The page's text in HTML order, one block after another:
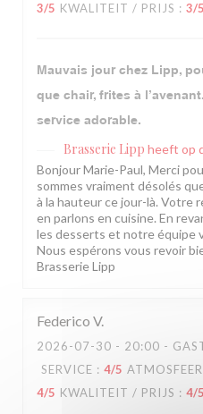
3/5 KWALITEIT / PRIJS : 3/5
Mauvais jour chez Lipp,
que chair, frites à
service adorable.
Brasserie Lipp heeft op
Bonjour Marie-Paul, Merci
sommes vraiment désolés
à la hauteur ce jour-là. Votre
en parlons en cuisine. En
les desserts et notre équipe
Nous espérons vous revoir
Brasserie Lipp
Federico V
2026-07-30 - 20:00 -
SERVICE : 4/5 ATMOSFEER
4/5 KWALITEIT / PRIJS : 4/5